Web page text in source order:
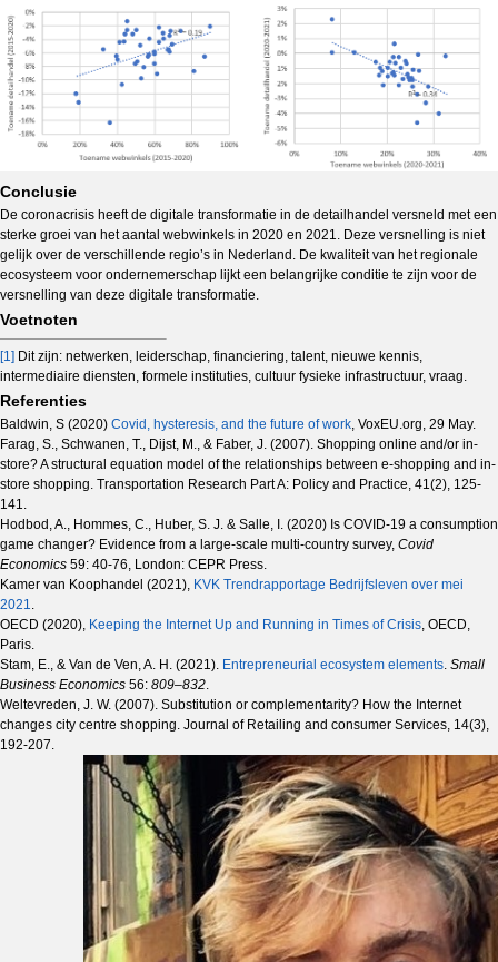
Conclusie
De coronacrisis heeft de digitale transformatie in de detailhandel versneld met een
sterke groei van het aantal webwinkels in 2020 en 2021. Deze versnelling is niet
gelijk over de verschillende regio’s in Nederland. De kwaliteit van het regionale
ecosysteem voor ondernemerschap lijkt een belangrijke conditie te zijn voor de
versnelling van deze digitale transformatie.
Voetnoten
[1] Dit zijn: netwerken, leiderschap, financiering, talent, nieuwe kennis,
intermediaire diensten, formele instituties, cultuur fysieke infrastructuur, vraag.
Referenties
Baldwin, S (2020) Covid, hysteresis, and the future of work , VoxEU.org, 29 May.
Farag, S., Schwanen, T., Dijst, M., & Faber, J. (2007). Shopping online and/or in-
store? A structural equation model of the relationships between e-shopping and in-
store shopping. Transportation Research Part A: Policy and Practice, 41(2), 125-
141.
Hodbod, A., Hommes, C., Huber, S. J. & Salle, I. (2020) Is COVID-19 a consumption
game changer? Evidence from a large-scale multi-country survey, Covid
Economics 59: 40-76, London: CEPR Press.
Kamer van Koophandel (2021), KVK Trendrapportage Bedrijfsleven over mei
2021
OECD (2020), Keeping the Internet Up and Running in Times of Crisis , OECD,
Paris.
Stam, E., & Van de Ven, A. H. (2021). Entrepreneurial ecosystem elements Small
Business Economics 56: 809–832
Weltevreden, J. W. (2007). Substitution or complementarity? How the Internet
changes city centre shopping. Journal of Retailing and consumer Services, 14(3),
192-207.